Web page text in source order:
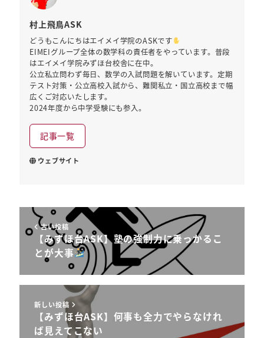
村上飛鳥ASK
どうもこんにちはエイメイ学院のASKです
EIMEIグループ全体の数学科の責任者をやっています。普段
はエイメイ学院みずほ台校舎に在中。
公立私立問わず毎日、数学の入試問題を解いています。定期
テスト対策・公立高校入試から、難関私立・国立高校まで幅
広くご対応いたします。
2024年度から中学受験にも参入。
記事一覧
ウェブサイト
古い投稿
【みずほ台ASK】塾の強制力に乗っかるこ
とが大事
新しい投稿
【みずほ台ASK】何事も全力でやらなけれ
ば見えてこない